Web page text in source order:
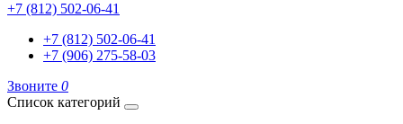
+7 (812) 502-06-41
+7 (812) 502-06-41
+7 (906) 275-58-03
Звоните 0
Список категорий